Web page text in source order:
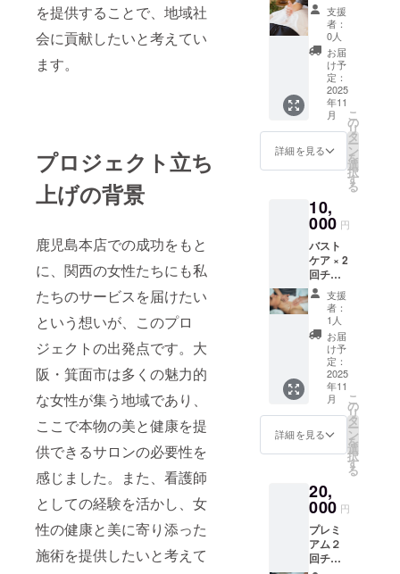
を提供することで、地域社
会に貢献したいと考えてい
ます。
プロジェクト立ち
上げの背景
鹿児島本店での成功をもと
に、関西の女性たちにも私
たちのサービスを届けたい
という想いが、このプロ
ジェクトの出発点です。大
阪・箕面市は多くの魅力的
な女性が集う地域であり、
ここで本物の美と健康を提
供できるサロンの必要性を
感じました。また、看護師
としての経験を活かし、女
性の健康と美に寄り添った
施術を提供したいと考えて
ンオープン
ではなく、
ここを拠点
に「女性の
自立」「働
き方の選択
肢」を広
げ、フラン
チャイズと
国に広げて
いく第一歩
となりま
この挑戦
を、絶対に
成功させま
そのため
に、皆さま
の応援が必
要です。
のご支援
が、未来の
女性たちの
背中を押す
体験チ
ケット
＋ 10分
延長特
リター
ンは店
舗での
施術体
験チ
ケット
です。
以下の
らご希
望の場
所をお
選びい
ただけ
ます。
•【出水
本店】
鹿児島
県出水
市 JR出
水駅近
辺（詳
細住所
はご購
入者様
へご案
野店】
大阪市
阿倍野
区 JR天
王寺駅
近辺
支援
者：
0人
お届
け予
定：
2025
年11
月
詳細を見る
こ
の
リ
タ
ー
ン
を
選
択
す
る
10,
000 円
バスト
ケア × 2
回チ
ケット
（通常
15,000
円相
当）
「本リ
ターン
は店舗
での施
術体験
チケッ
トで
す。 以
舗から
ご希望
の場所
をお選
びいた
だけま
支援
者：
1人
お届
け予
定：
2025
年11
月
詳細を見る
こ
の
リ
タ
ー
ン
を
選
択
す
る
20,
000 円
プレミ
アム２
回チ